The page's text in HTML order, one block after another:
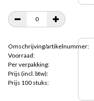
Omschrijving/artikelnummer:
Voorraad:
Per verpakking:
Prijs (incl. btw):
Prijs 100 stuks: